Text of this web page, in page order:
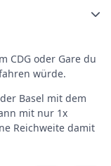
CDG oder Gare du
würde.
Basel mit dem
mit nur 1x
Reichweite damit